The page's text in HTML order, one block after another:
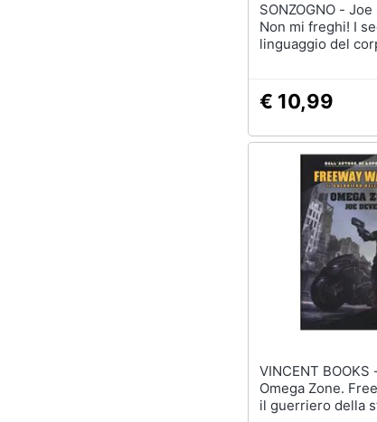
SONZOGNO - Joe Navarro -
Non mi freghi! I
linguaggio del
€ 10,99
VINCENT BOOKS - Joe Dever
Omega Zone.
il guerriero della